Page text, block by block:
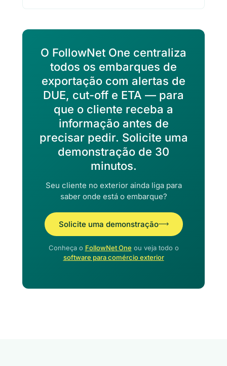
O FollowNet One centraliza
todos os embarques de
exportação com alertas de
DUE, cut-off e ETA — para
que o cliente receba a
informação antes de
precisar pedir. Solicite uma
demonstração de 30
minutos.
Seu cliente no exterior ainda liga para
saber onde está o embarque?
Solicite uma demonstração
Conheça o FollowNet One ou veja todo o
software para comércio exterior